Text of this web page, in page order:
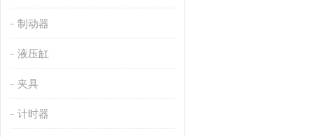
制动器
液压缸
夹具
计时器